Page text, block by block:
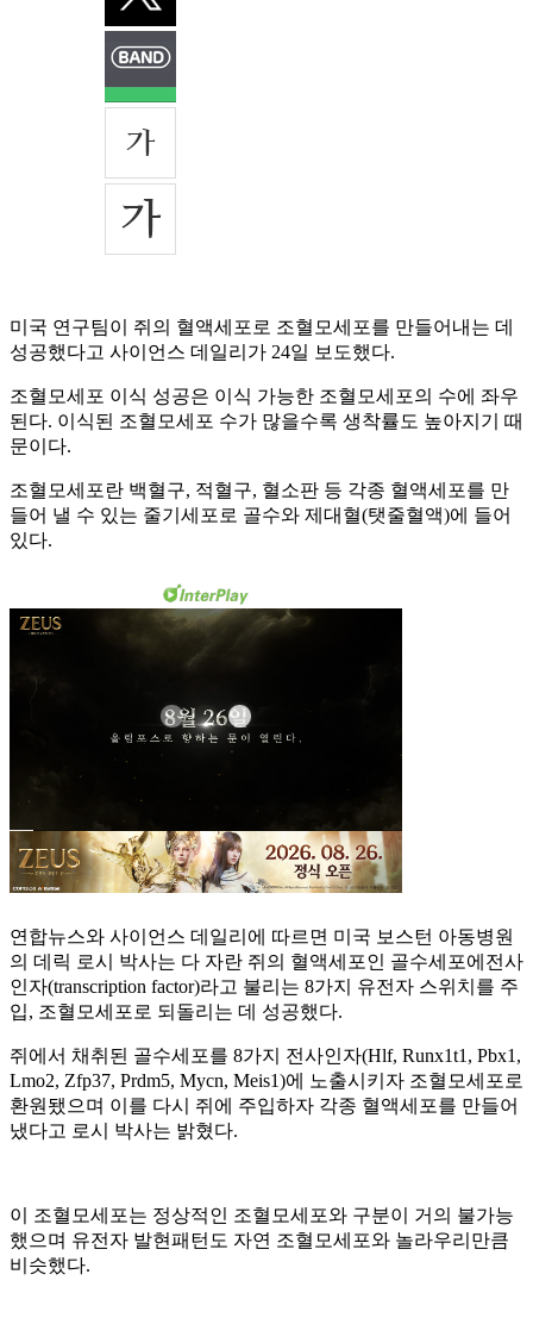
미국 연구팀이 쥐의 혈액세포로 조혈모세포를 만들어내는 데
성공했다고 사이언스 데일리가 24일 보도했다.
조혈모세포 이식 성공은 이식 가능한 조혈모세포의 수에 좌우
된다. 이식된 조혈모세포 수가 많을수록 생착률도 높아지기 때
문이다.
조혈모세포란 백혈구, 적혈구, 혈소판 등 각종 혈액세포를 만
들어 낼 수 있는 줄기세포로 골수와 제대혈(탯줄혈액)에 들어
있다.
연합뉴스와 사이언스 데일리에 따르면 미국 보스턴 아동병원
의 데릭 로시 박사는 다 자란 쥐의 혈액세포인 골수세포에전사
인자(transcription factor)라고 불리는 8가지 유전자 스위치를 주
입, 조혈모세포로 되돌리는 데 성공했다.
쥐에서 채취된 골수세포를 8가지 전사인자(Hlf, Runx1t1, Pbx1,
Lmo2, Zfp37, Prdm5, Mycn, Meis1)에 노출시키자 조혈모세포로
환원됐으며 이를 다시 쥐에 주입하자 각종 혈액세포를 만들어
냈다고 로시 박사는 밝혔다.
이 조혈모세포는 정상적인 조혈모세포와 구분이 거의 불가능
했으며 유전자 발현패턴도 자연 조혈모세포와 놀라우리만큼
비슷했다.